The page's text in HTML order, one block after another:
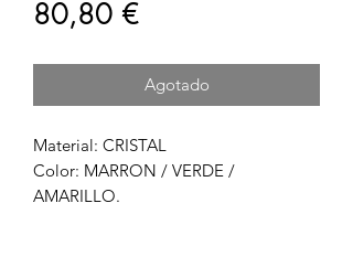
80,80 €Precio
Agotado
Material: CRISTAL
Color: MARRON / VERDE /
AMARILLO.